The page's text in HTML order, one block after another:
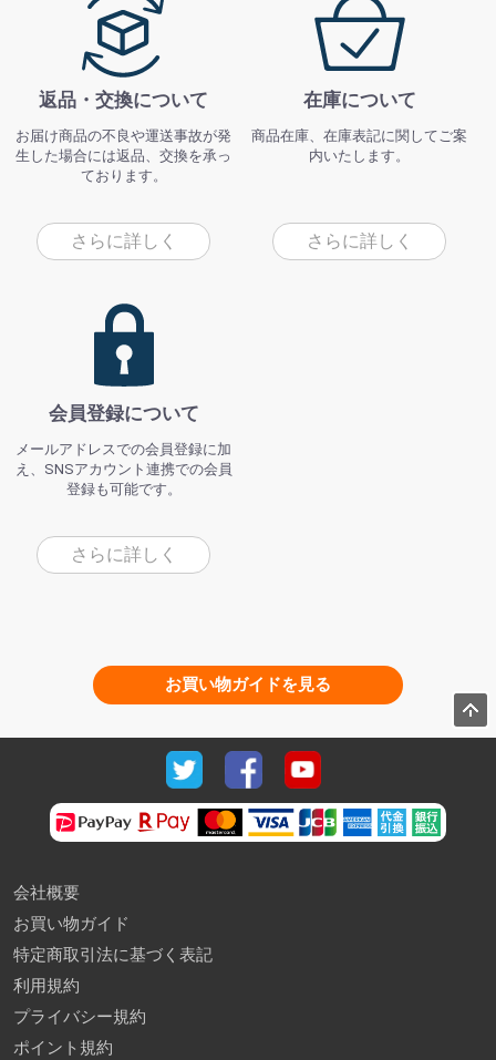
返品・交換について
お届け商品の不良や運送事故が発
生した場合には返品、交換を承っ
ております。
さらに詳しく
在庫について
商品在庫、在庫表記に関してご案
内いたします。
さらに詳しく
会員登録について
メールアドレスでの会員登録に加
え、SNSアカウント連携での会員
登録も可能です。
さらに詳しく
お買い物ガイドを見る
会社概要
お買い物ガイド
特定商取引法に基づく表記
利用規約
プライバシー規約
ポイント規約